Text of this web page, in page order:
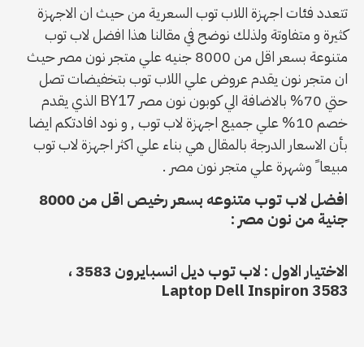
تتعدد فئات اجهزة اللاب توب السعرية من حيث ان الاجهزة
كثيرة و متفاوتة ولذلك نوضح في مقالنا هذا افضل لاب توب
متنوعة بسعر اقل من 8000 جنيه علي متجر نون مصر حيث
ان متجر نون يقدم عروض علي اللاب توب بتخفيضات تصل
حتي 70% بالاضافة الي كوبون نون مصر BY17 الذي يقدم
خصم 10% علي جميع اجهزة لاب توب , و نود افادتكم ايضا
بأن الاسعار الدرجة بالمقال هي بناء علي اكثر اجهزة لاب توب
مبيعا ً وشهرة علي متجر نون مصر .
افضل لاب توب متنوعه بسعر رخيص اقل من 8000
جنية من نون مصر :
الاختيار الاول : لاب توب ديل انسبايرون 3583 ،
Laptop Dell Inspiron 3583